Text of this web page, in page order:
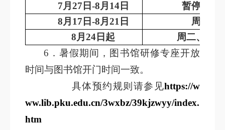
7月27日-8月14日
暂停借书
8月17日-8月21日
周二下
8月24日起­­
周二、周
6 ．暑假期间，图书馆研修专座开放
时间与图书馆开门时间一致。
具体预约规则请参见https://w
ww.lib.pku.edu.cn/3wxbz/39kjzwyy/index.
htm